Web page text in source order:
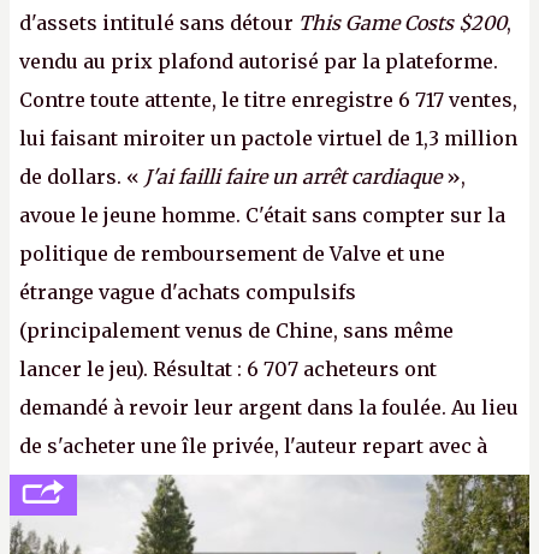
d'assets intitulé sans détour This Game Costs $200,
vendu au prix plafond autorisé par la plateforme.
Contre toute attente, le titre enregistre 6 717 ventes,
lui faisant miroiter un pactole virtuel de 1,3 million
de dollars. « J'ai failli faire un arrêt cardiaque»,
avoue le jeune homme. C'était sans compter sur la
politique de remboursement de Valve et une
étrange vague d'achats compulsifs
(principalement venus de Chine, sans même
lancer le jeu). Résultat : 6 707 acheteurs ont
demandé à revoir leur argent dans la foulée. Au lieu
de s'acheter une île privée, l'auteur repart avec à
peine 2 000 dollars en poche. C'est toujours plus
cher payé que le temps passé à dev, mais ça